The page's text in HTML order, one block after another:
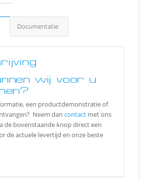
Documentatie
wij voor u
een productdemonstratie of
Neem dan contact met ons
de bovenstaande knop direct een
de actuele levertijd en onze beste